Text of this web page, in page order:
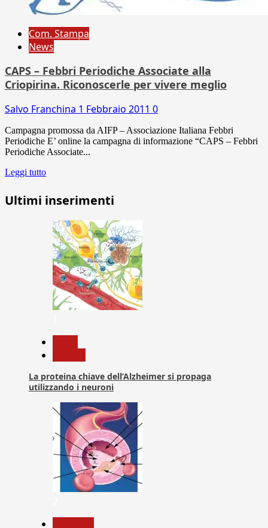
Com. Stampa
News
CAPS – Febbri Periodiche Associate alla
Criopirina. Riconoscerle per vivere meglio
Salvo Franchina 1 Febbraio 2011 0
Campagna promossa da AIFP – Associazione Italiana Febbri
Periodiche E’ online la campagna di informazione “CAPS – Febbri
Periodiche Associate...
Leggi tutto
Ultimi inserimenti
La proteina chiave dell’Alzheimer si propaga
utilizzando i neuroni